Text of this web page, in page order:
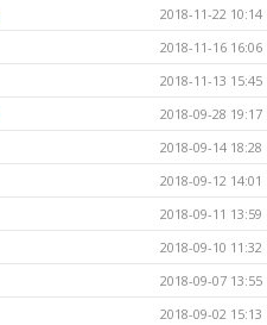
2018-11-22 10:14
2018-11-16 16:06
2018-11-13 15:45
2018-09-28 19:17
2018-09-14 18:28
2018-09-12 14:01
2018-09-11 13:59
2018-09-10 11:32
2018-09-07 13:55
2018-09-02 15:13